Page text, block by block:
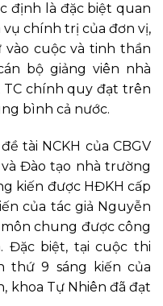
định là đặc biệt quan
chính trị của đơn vị,
cuộc và tinh thần
bộ giảng viên nhà
chính quy đạt trên
bình cả nước.
tài NCKH của CBGV
Đào tạo nhà trường
kiến được HĐKH cấp
của tác giả Nguyễn
chung được công
Đặc biệt, tại cuộc thi
thứ 9 sáng kiến của
khoa Tự Nhiên đã đạt